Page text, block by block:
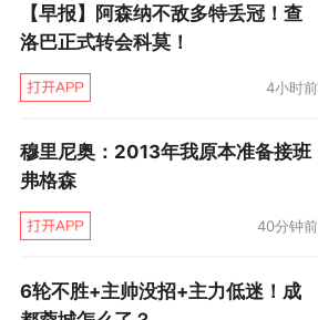
【早报】阿森纳不敌多特丢冠！查
洛巴正式转会科莫！
4小时前
穆里尼奥：2013年我原本准备接班
弗格森
40分钟前
6轮不胜+主帅没招+主力低迷！成